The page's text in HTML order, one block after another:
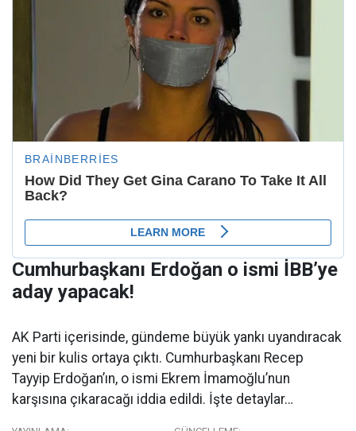
Cumhurbaşkanı Erdoğan o ismi İBB’ye
aday yapacak!
AK Parti içerisinde, gündeme büyük yankı uyandıracak
yeni bir kulis ortaya çıktı. Cumhurbaşkanı Recep
Tayyip Erdoğan’ın, o ismi Ekrem İmamoğlu’nun
karşısına çıkaracağı iddia edildi. İşte detaylar…